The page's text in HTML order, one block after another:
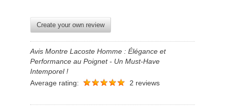
Create your own review
Avis Montre Lacoste Homme : Élégance et
Performance au Poignet - Un Must-Have
Intemporel !
Average rating:
2 reviews